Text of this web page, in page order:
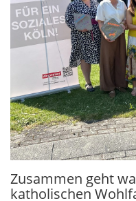
Zusammen geht
katholischen